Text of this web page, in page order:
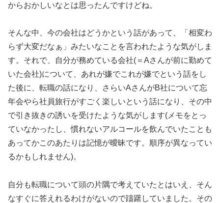
からおかしいなとは思ったんですけどね。
そんな中、今の会社はどうかという話があって、「相変わ
らず大変だなぁ」みたいなことを言われたような気がしま
す。それで、自分が務めている会社(＝Aさんが前に勤めて
いた会社)について、あれが嫌でこれが嫌でという話をし
た後に、転職の話になり、さらいAさんがB社について忘
年会やら社員旅行がすごく楽しいという話になり、その中
で引き抜きの誘いを受けたような気がします(メモをとっ
ていなかったし、慣れないアルコールを飲んでいたことも
あってかこのあたりは記憶が曖昧です。順序が異なってい
るかもしれません)。
自分も転職について頭の片隅で考えていたとはいえ、そん
なすぐに答えれるわけがないので躊躇していました。その